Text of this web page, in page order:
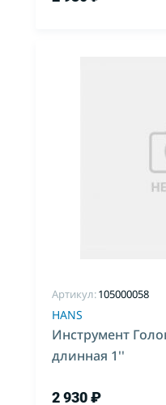
Артикул:105000058
HANS
Инструмент
длинная 1''
2 930 ₽